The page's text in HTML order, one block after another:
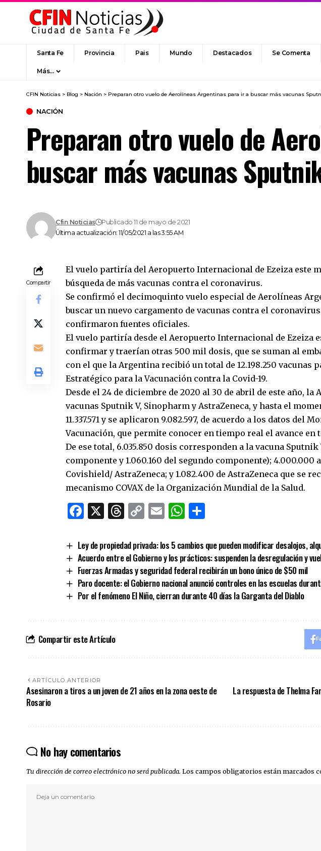
Santa Fe Provincia Pais Mundo Destacados Se Comenta
Más…
CFIN Noticias > Blog > Nación > Preparan otro vuelo de Aerolíneas Argentinas para ir a buscar más vacunas
NACIÓN
Preparan otro vuelo de
buscar más vacunas
Última actualización: 11/05/2021 a las 3:55 AM
Cfin Noticias Publicado 11 de mayo de 2021
Compartir
El vuelo partiría del Aeropuerto Internacional de Ezeiza este
búsqueda de más vacunas contra el coronavirus.
Se confirmó el decimoquinto vuelo especial de Aerolíneas
buscar un nuevo cargamento de vacunas contra el
confirmaron fuentes oficiales.
El vuelo partiría desde el Aeropuerto Internacional de Ezeiza
confirmar y traerían otras 500 mil dosis, que se suman al
con el que la Argentina recibió un total de 12.198.250 vacunas
Estratégico para la Vacunación contra la Covid-19.
Desde el 24 de diciembre de 2020 al 30 de abril de este año, la
vacunas Sputnik V, Sinopharm y AstraZeneca, y hasta el
11.337.571 y se aplicaron 9.082.597, de acuerdo a los datos del
Vacunación, que permite conocer en tiempo real el avance en
De ese total, 6.035.850 dosis corresponden a la vacuna
componente y 1.060.160 del segundo componente); 4.000.000
Covishield/ AstraZeneca; y 1.082.400 de AstraZeneca que se
mecanismo COVAX de la Organización Mundial de la Salud.
Facebook
X Threads
CopyEmailWhatsApp
Ley de propiedad privada: los 5 cambios que pueden modificar desalojos,
Acuerdo entre el Gobierno y los prácticos: suspenden la desregulación y
Fuerzas Armadas y seguridad federal recibirán un bono único de $50 mil
Paro docente: el Gobierno nacional anunció controles en las escuelas
Por el fenómeno El Niño, cierran durante 40 días la Garganta del Diablo
Compartir este Artículo
ARTÍCULO ANTERIOR
Asesinaron a tiros a un joven de 21 años en la zona oeste de
Rosario
La respuesta de Thelma
No hay comentarios
Tu dirección de correo electrónico no será publicada. Los campos obligatorios están marcados